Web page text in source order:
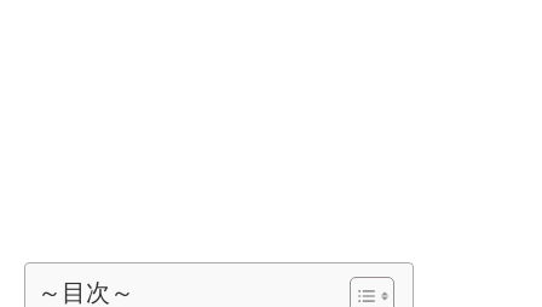
～目次～